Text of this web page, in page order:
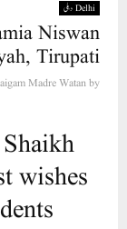
Delhi دہلی
Niswan
Tirupati
by
Madre Watan
wishes